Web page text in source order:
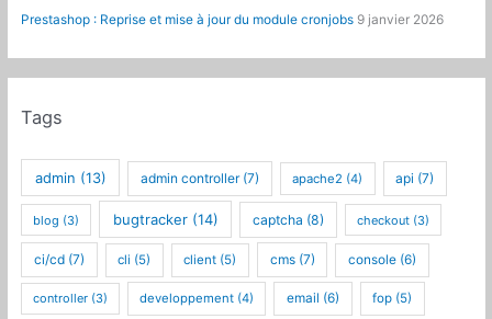
Prestashop : Reprise et mise à jour du module cronjobs 9 janvier 2026
Tags
admin (13) admin controller(7) apache2 (4) api (7)
blog (3) bugtracker(14) captcha (8) checkout (3)
ci/cd (7) cli (5) client (5) cms(7) console (6)
controller (3) developpement (4) email (6) fop (5)